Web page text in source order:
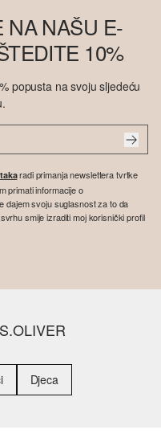
NA NAŠU E-
10%
popusta na svoju sljedeću
radi primanja newslettera tvrtke
primati informacije o
dajem svoju suglasnost za to da
smije izraditi moj korisnički profil
Djeca